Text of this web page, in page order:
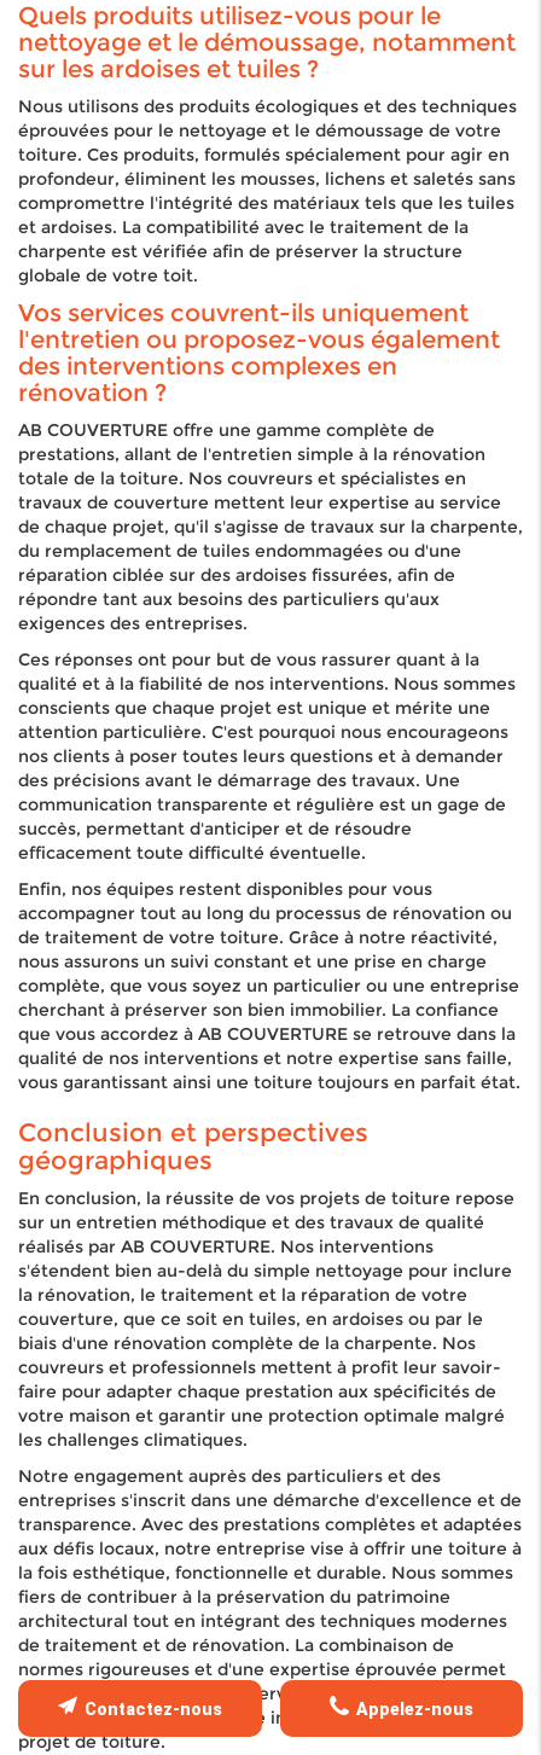
Quels produits utilisez-vous pour le
nettoyage et le démoussage, notamment
sur les ardoises et tuiles ?
Nous utilisons des produits écologiques et des techniques
éprouvées pour le nettoyage et le démoussage de votre
toiture. Ces produits, formulés spécialement pour agir en
profondeur, éliminent les mousses, lichens et saletés sans
compromettre l'intégrité des matériaux tels que les tuiles
et ardoises. La compatibilité avec le traitement de la
charpente est vérifiée afin de préserver la structure
globale de votre toit.
Vos services couvrent-ils uniquement
l'entretien ou proposez-vous également
des interventions complexes en
rénovation ?
AB COUVERTURE offre une gamme complète de
prestations, allant de l'entretien simple à la rénovation
totale de la toiture. Nos couvreurs et spécialistes en
travaux de couverture mettent leur expertise au service
de chaque projet, qu'il s'agisse de travaux sur la charpente,
du remplacement de tuiles endommagées ou d'une
réparation ciblée sur des ardoises fissurées, afin de
répondre tant aux besoins des particuliers qu'aux
exigences des entreprises.
Ces réponses ont pour but de vous rassurer quant à la
qualité et à la fiabilité de nos interventions. Nous sommes
conscients que chaque projet est unique et mérite une
attention particulière. C'est pourquoi nous encourageons
nos clients à poser toutes leurs questions et à demander
des précisions avant le démarrage des travaux. Une
communication transparente et régulière est un gage de
succès, permettant d'anticiper et de résoudre
efficacement toute difficulté éventuelle.
Enfin, nos équipes restent disponibles pour vous
accompagner tout au long du processus de rénovation ou
de traitement de votre toiture. Grâce à notre réactivité,
nous assurons un suivi constant et une prise en charge
complète, que vous soyez un particulier ou une entreprise
cherchant à préserver son bien immobilier. La confiance
que vous accordez à AB COUVERTURE se retrouve dans la
qualité de nos interventions et notre expertise sans faille,
vous garantissant ainsi une toiture toujours en parfait état.
Conclusion et perspectives
géographiques
En conclusion, la réussite de vos projets de toiture repose
sur un entretien méthodique et des travaux de qualité
réalisés par AB COUVERTURE. Nos interventions
s'étendent bien au-delà du simple nettoyage pour inclure
la rénovation, le traitement et la réparation de votre
couverture, que ce soit en tuiles, en ardoises ou par le
biais d'une rénovation complète de la charpente. Nos
couvreurs et professionnels mettent à profit leur savoir-
faire pour adapter chaque prestation aux spécificités de
votre maison et garantir une protection optimale malgré
les challenges climatiques.
Notre engagement auprès des particuliers et des
entreprises s'inscrit dans une démarche d'excellence et de
transparence. Avec des prestations complètes et adaptées
aux défis locaux, notre entreprise vise à offrir une toiture à
la fois esthétique, fonctionnelle et durable. Nous sommes
fiers de contribuer à la préservation du patrimoine
architectural tout en intégrant des techniques modernes
de traitement et de rénovation. La combinaison de
normes rigoureuses et d'une expertise éprouvée permet
de garantir la qualité des interventions, faisant de AB
COUVERTURE une référence incontournable pour tout
projet de toiture.
Appelez-nous
Contactez-nous